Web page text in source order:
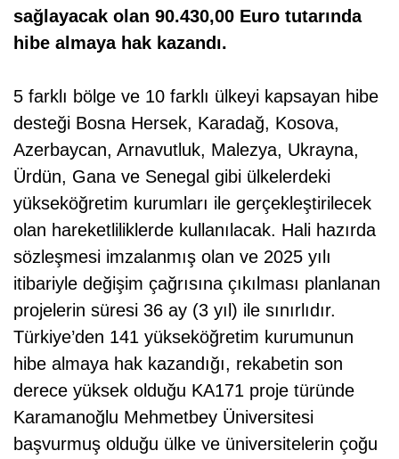
sağlayacak olan 90.430,00 Euro tutarında
hibe almaya hak kazandı.
5 farklı bölge ve 10 farklı ülkeyi kapsayan hibe
desteği Bosna Hersek, Karadağ, Kosova,
Azerbaycan, Arnavutluk, Malezya, Ukrayna,
Ürdün, Gana ve Senegal gibi ülkelerdeki
yükseköğretim kurumları ile gerçekleştirilecek
olan hareketliliklerde kullanılacak. Hali hazırda
sözleşmesi imzalanmış olan ve 2025 yılı
itibariyle değişim çağrısına çıkılması planlanan
projelerin süresi 36 ay (3 yıl) ile sınırlıdır.
Türkiye’den 141 yükseköğretim kurumunun
hibe almaya hak kazandığı, rekabetin son
derece yüksek olduğu KA171 proje türünde
Karamanoğlu Mehmetbey Üniversitesi
başvurmuş olduğu ülke ve üniversitelerin çoğu